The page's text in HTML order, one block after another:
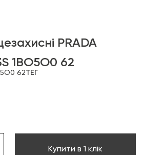
PRADA
1BO5O0 62
62ТЕГ
Купити в 1 клік